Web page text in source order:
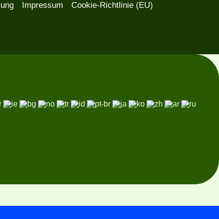
Impressum Cookie-Richtlinie (EU)